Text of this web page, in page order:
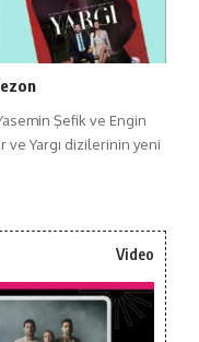
Şefik ve Engin
ve Yargı dizilerinin yeni
Video